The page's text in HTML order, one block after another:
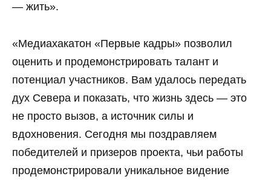
— жить».
«Медиахакатон «Первые кадры» позволил
оценить и продемонстрировать талант и
потенциал участников. Вам удалось передать
дух Севера и показать, что жизнь здесь — это
не просто вызов, а источник силы и
вдохновения. Сегодня мы поздравляем
победителей и призеров проекта, чьи работы
продемонстрировали уникальное видение